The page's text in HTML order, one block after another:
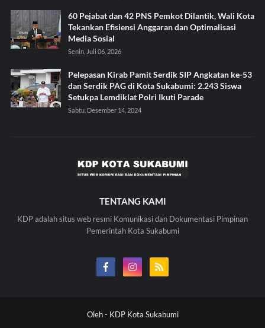
60 Pejabat dan 42 PNS Pemkot Dilantik, Wali Kota
Tekankan Efisiensi Anggaran dan Optimalisasi
Media Sosial
Senin, Juli 06, 2026
Pelepasan Kirab Pamit Serdik SIP Angkatan ke-53
dan Serdik PAG di Kota Sukabumi: 2.243 Siswa
Setukpa Lemdiklat Polri Ikuti Parade
Sabtu, Desember 14, 2024
TENTANG KAMI
KDP adalah situs web resmi Komunikasi dan Dokumentasi Pimpinan
Pemerintah Kota Sukabumi
Oleh - KDP Kota Sukabumi